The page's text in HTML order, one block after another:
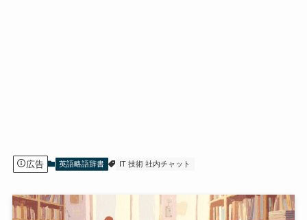
広告 英語略語辞書 IT 技術 社内チャット